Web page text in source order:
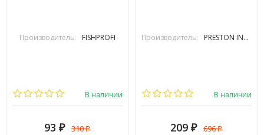
Производитель: FISHPROFI
В наличии
93 ₽ 310₽
Производитель: PRESTON INOVATIONS
В наличии
209 ₽ 696₽